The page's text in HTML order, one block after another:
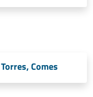
Comes